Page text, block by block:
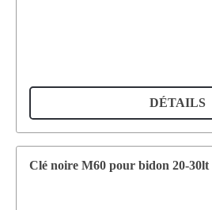
DÉTAILS
Clé noire M60 pour bidon 20-30lt